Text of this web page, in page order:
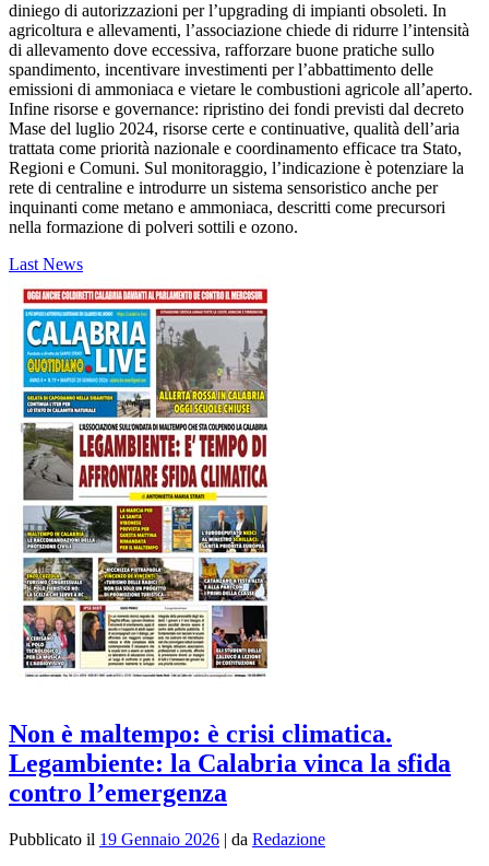
diniego di autorizzazioni per l’upgrading di impianti obsoleti. In
agricoltura e allevamenti, l’associazione chiede di ridurre l’intensità
di allevamento dove eccessiva, rafforzare buone pratiche sullo
spandimento, incentivare investimenti per l’abbattimento delle
emissioni di ammoniaca e vietare le combustioni agricole all’aperto.
Infine risorse e governance: ripristino dei fondi previsti dal decreto
Mase del luglio 2024, risorse certe e continuative, qualità dell’aria
trattata come priorità nazionale e coordinamento efficace tra Stato,
Regioni e Comuni. Sul monitoraggio, l’indicazione è potenziare la
rete di centraline e introdurre un sistema sensoristico anche per
inquinanti come metano e ammoniaca, descritti come precursori
nella formazione di polveri sottili e ozono.​
Last News
Non è maltempo: è crisi climatica.
Legambiente: la Calabria vinca la sfida
contro l’emergenza
Pubblicato il 19 Gennaio 2026 | da Redazione